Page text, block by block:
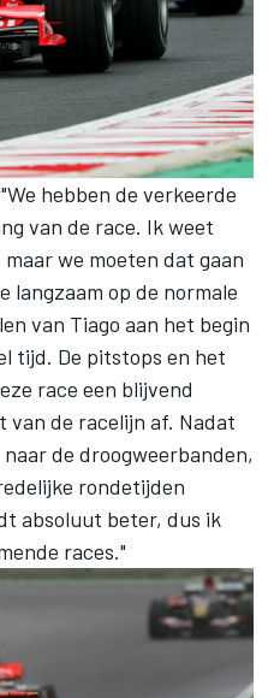
hebben de verkeerde
van de race. Ik weet
we moeten dat gaan
langzaam op de normale
van Tiago aan het begin
tijd. De pitstops en het
race een blijvend
van de racelijn af. Nadat
de droogweerbanden,
rondetijden
absoluut beter, dus ik
races."